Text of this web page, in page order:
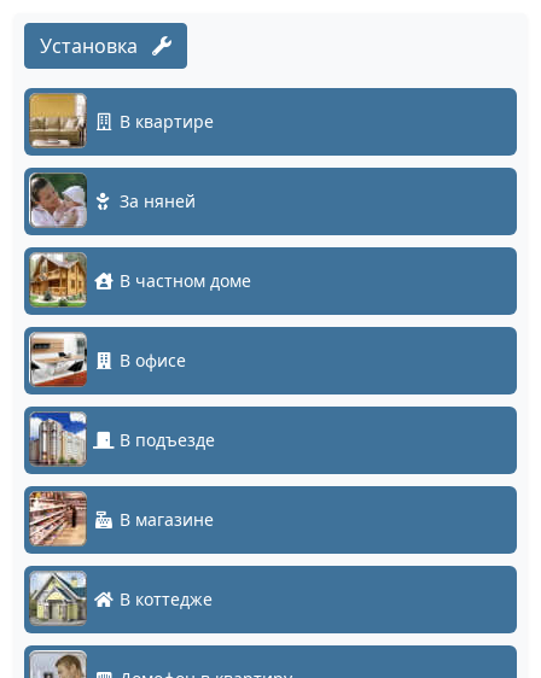
Установка
В квартире
За няней
В частном доме
В офисе
В подъезде
В магазине
В коттедже